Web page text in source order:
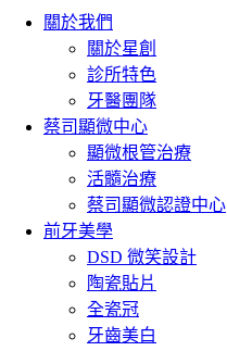
關於我們
關於星創
診所特色
牙醫團隊
蔡司顯微中心
顯微根管治療
活髓治療
蔡司顯微認證中心
前牙美學
DSD 微笑設計
陶瓷貼片
全瓷冠
牙齒美白